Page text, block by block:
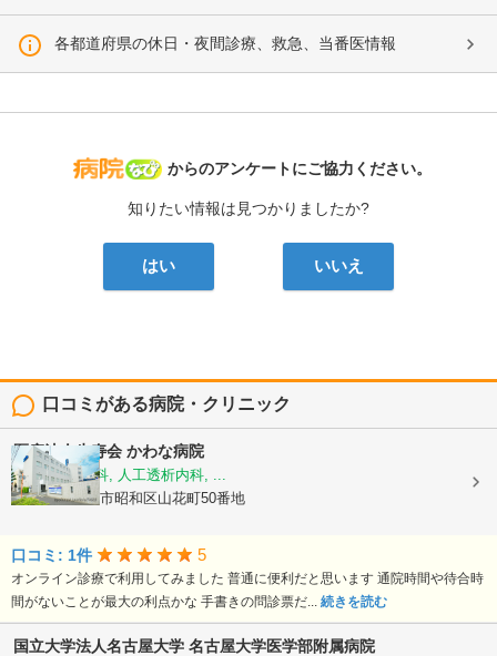
各都道府県の休日・夜間診療、救急、当番医情報
病院なび
からのアンケートにご協力ください。
知りたい情報は見つかりましたか?
はい いいえ
口コミがある病院・クリニック
医療法人生寿会 かわな病院
内科, 腎臓内科, 人工透析内科, ...
愛知県名古屋市昭和区山花町50番地
口コミ: 1件 5
オンライン診療で利用してみました 普通に便利だと思います 通院時間や待合時
間がないことが最大の利点かな 手書きの問診票だ... 続きを読む
国立大学法人名古屋大学 名古屋大学医学部附属病院